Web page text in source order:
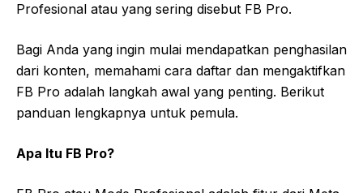
Profesional atau yang sering disebut FB Pro.
Bagi Anda yang ingin mulai mendapatkan penghasilan
dari konten, memahami cara daftar dan mengaktifkan
FB Pro adalah langkah awal yang penting. Berikut
panduan lengkapnya untuk pemula.
Apa Itu FB Pro?